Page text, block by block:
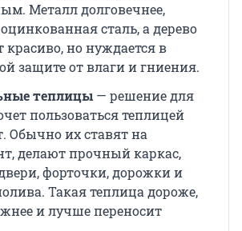
Металл долговечнее,
сталь, а дерево
но нуждается в
защите от влаги и гниения.
теплицы — решение для
пользоваться теплицей
Обычно их ставят на
делают прочный каркас,
форточки, дорожки и
Такая теплица дороже,
и лучше переносит